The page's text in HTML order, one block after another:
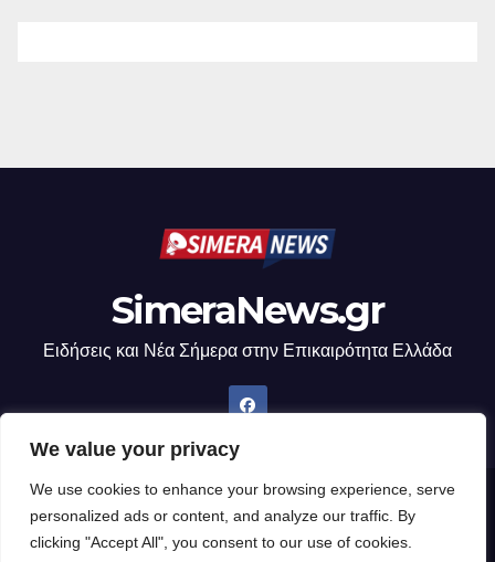
We value your privacy
We use cookies to enhance your browsing experience, serve
personalized ads or content, and analyze our traffic. By
clicking "Accept All", you consent to our use of cookies.
SimeraNews.gr
Ειδήσεις και Νέα Σήμερα στην Επικαιρότητα Ελλάδα
Δημιουργήθηκε από το digital2000 με την Υποστήριξη του WordPress
Θέμα: Newsup απόThemeansar.